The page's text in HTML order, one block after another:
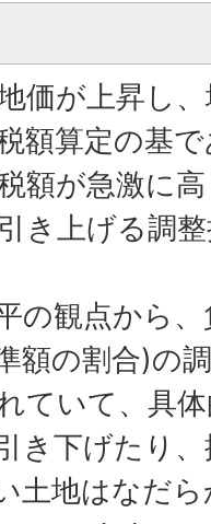
価が上昇し
額算定の基
額が急激に
き上げる調
の観点から
額の割合)の
ていて、具
き下げたり
土地はなだ